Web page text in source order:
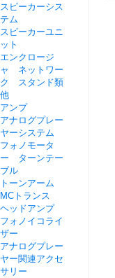
スピーカーシス
テム
スピーカーユニ
ット
エンクロージ
ャ ネットワー
ク スタンド類
他
アンプ
アナログプレー
ヤーシステム
フォノモータ
ー ターンテー
ブル
トーンアーム
MCトランス
ヘッドアンプ
フォノイコライ
ザー
アナログプレー
ヤー関連アクセ
サリー